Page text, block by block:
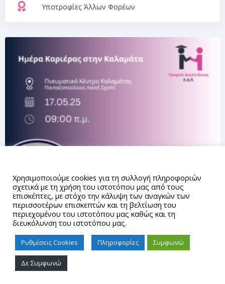
Υποτροφίες Άλλων Φορέων
Proudly powered by WordPress
Χρησιμοποιούμε cookies για τη συλλογή πληροφοριών
σχετικά με τη χρήση του ιστοτόπου μας από τους
επισκέπτες, με στόχο την κάλυψη των αναγκών των
περισσοτέρων επισκεπτών και τη βελτίωση του
περιεχομένου του ιστοτόπου μας καθώς και τη
διευκόλυνση του ιστοτόπου μας.
Ρυθμίσεις Cookies Πληροφορίες Συμφωνώ
Δε Συμφωνώ